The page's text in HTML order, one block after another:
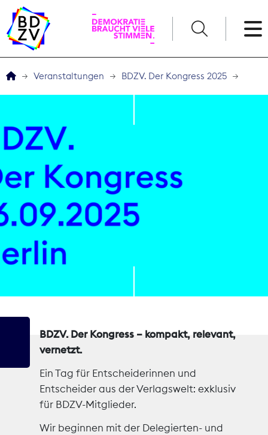
Veranstaltungen
Service
THEMEN
English
Veranstaltungen BDZV. Der Kongress 2025
BDZV. Der Kongress – kompakt, relevant,
vernetzt.
Ein Tag für Entscheiderinnen und
Entscheider aus der Verlagswelt: exklusiv
für BDZV-Mitglieder.
Wir beginnen mitder Delegierten- und